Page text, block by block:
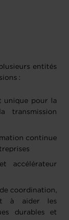
entités
:
unique pour la
transmission
continue
accélérateur
coordination,
à aider les
durables et